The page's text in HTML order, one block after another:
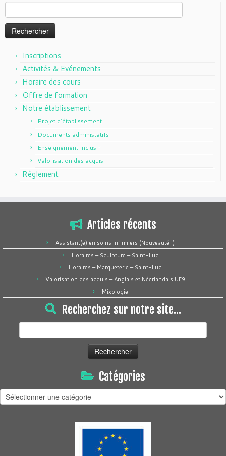
Rechercher :
Inscriptions
Activités & Evénements
Horaire des cours
Offre de formation
Notre établissement
Projet d’établissement
Documents administatifs
Enseignement Inclusif
Valorisation des acquis
Règlement
Articles récents
Assistant(e) en soins infirmiers (Nouveauté !)
Horaires – Sculpture – Saint-Luc
Horaires – Marqueterie – Saint-Luc
Valorisation des acquis – Anglais et Néerlandais UE9
Mixologie
Recherchez sur notre site…
Catégories
Catégories